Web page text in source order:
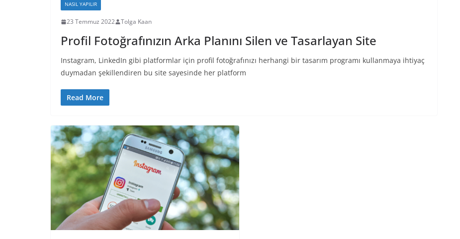
NASIL YAPILIR
23 Temmuz 2022 Tolga Kaan
Profil Fotoğrafınızın Arka Planını Silen ve Tasarlayan Site
Instagram, LinkedIn gibi platformlar için profil fotoğrafınızı herhangi bir tasarım programı kullanmaya ihtiyaç
duymadan şekillendiren bu site sayesinde her platform
Read More